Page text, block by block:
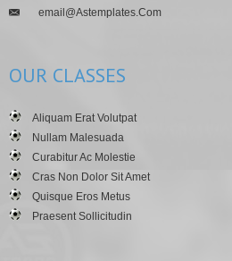
Email@astemplates.com
OUR CLASSES
Aliquam Erat Volutpat
Nullam Malesuada
Curabitur Ac Molestie
Cras Non Dolor Sit Amet
Quisque Eros Metus
Praesent Sollicitudin